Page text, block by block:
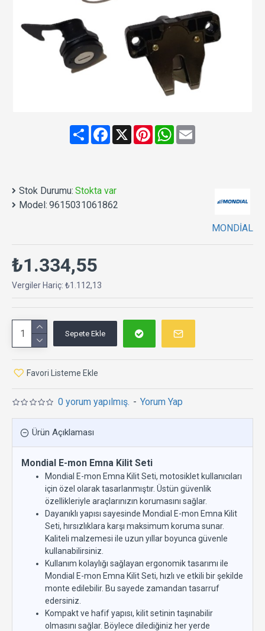
ShareFacebook
X PinterestWhatsApp
Email
Stok Durumu: Stokta var
Model: 9615031061862
MONDİAL
0 yorum yapılmış. - Yorum Yap
₺1.334,55
Vergiler Hariç: ₺1.112,13
Sepete Ekle
Favori Listeme Ekle
Ürün Açıklaması
Mondial E-mon Emna Kilit Seti
Mondial E-mon Emna Kilit Seti, motosiklet kullanıcıları
için özel olarak tasarlanmıştır. Üstün güvenlik
özellikleriyle araçlarınızın korumasını sağlar.
Dayanıklı yapısı sayesinde Mondial E-mon Emna Kilit
Seti, hırsızlıklara karşı maksimum koruma sunar.
Kaliteli malzemesi ile uzun yıllar boyunca güvenle
kullanabilirsiniz.
Kullanım kolaylığı sağlayan ergonomik tasarımı ile
Mondial E-mon Emna Kilit Seti, hızlı ve etkili bir şekilde
monte edilebilir. Bu sayede zamandan tasarruf
edersiniz.
Kompakt ve hafif yapısı, kilit setinin taşınabilir
olmasını sağlar. Böylece dilediğiniz her yerde